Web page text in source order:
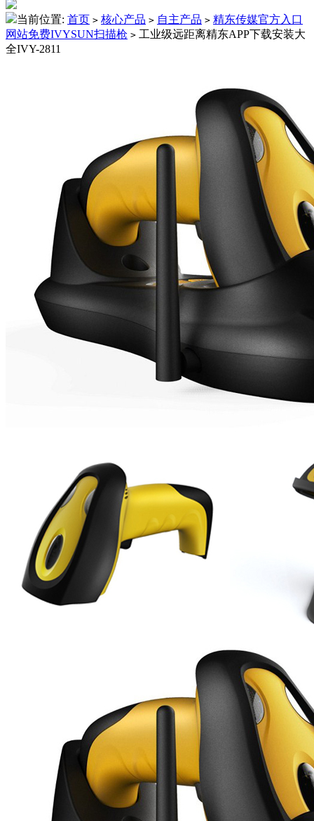
当前位置: 首页 > 核心产品 > 自主产品 > 精东传媒官方入口
网站免费IVYSUN扫描枪 > 工业级远距离精东APP下载安装大
全IVY-2811